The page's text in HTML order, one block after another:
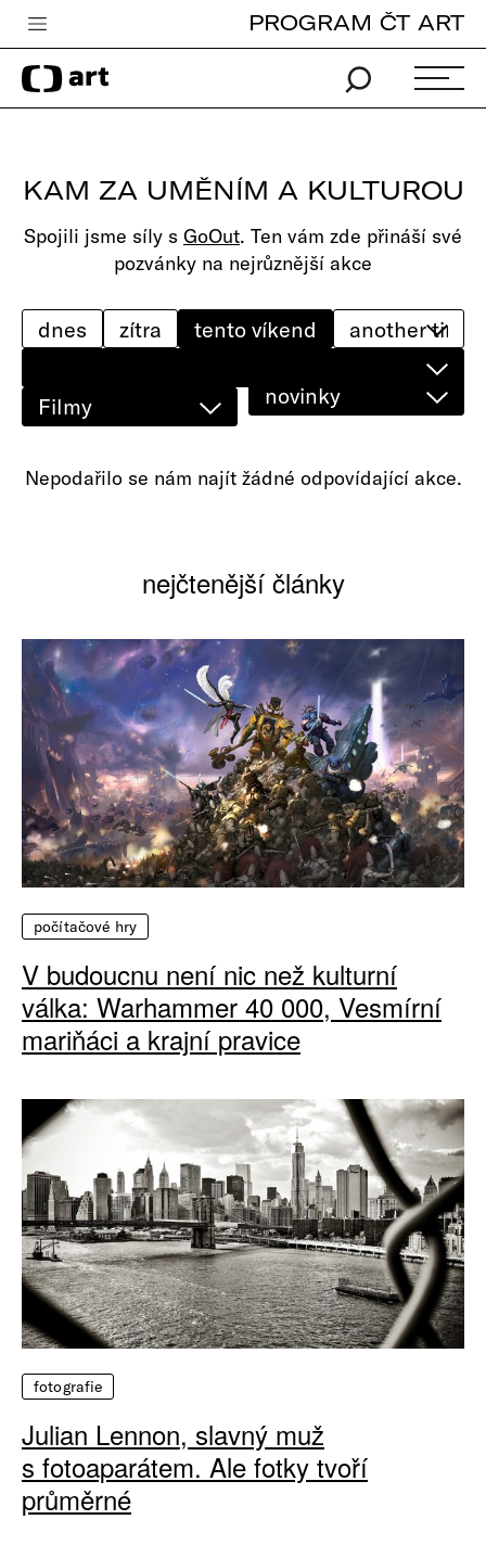
Česká televize
Zpravodajství
iVysílání
TV program
edu
PROGRAM ČT ART
KAM ZA UMĚNÍM A KULTUROU
Spojili jsme síly s GoOut. Ten vám zde přináší své
pozvánky na nejrůznější akce
Filmy
dnes zítra tento víkend
novinky
Nepodařilo se nám najít žádné odpovídající akce.
nejčtenější články
počítačové hry
V budoucnu není nic než kulturní
válka: Warhammer 40 000, Vesmírní
mariňáci a krajní pravice
fotografie
Julian Lennon, slavný muž
s fotoaparátem. Ale fotky tvoří
průměrné